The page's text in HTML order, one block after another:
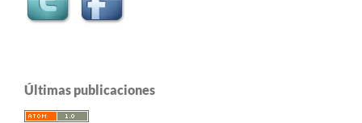
Últimas publicaciones